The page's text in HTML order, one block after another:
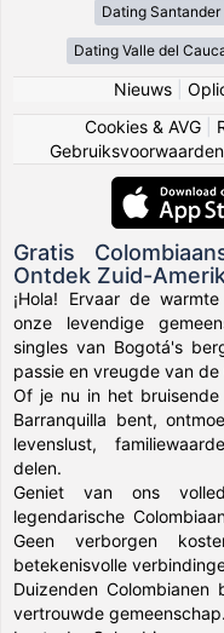
Dating Santander
Dating Valle del
Nieuws|
Cookies & AVG
Gebruiksvoorwaarden
Gratis
Ontdek Zuid-
¡Hola! Ervaar de
onze levendige
singles van Bogotá's
passie en vreugde van
Of je nu in het
Barranquilla bent,
levenslust,
delen.
Geniet van ons
legendarische
Geen verborgen
betekenisvolle
Duizenden
vertrouwde gemeenschap.